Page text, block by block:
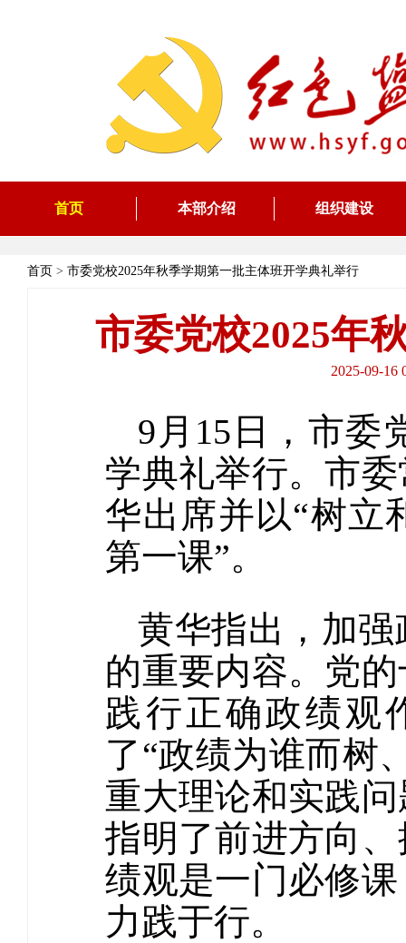
首页 本部介绍 组织建设
首页 > 市委党校2025年秋季学期第一批主体班开学典礼举行
市委党校2025年
2025-09-
9月15日，市委
学典礼举行。市
华出席并以“树立
第一课”。
黄华指出，加
的重要内容。党
践行正确政绩观
了“政绩为谁而树
重大理论和实践
指明了前进方向
绩观是一门必修
力践于行。